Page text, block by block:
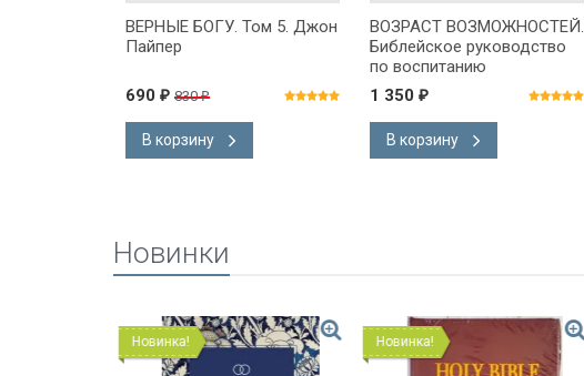
ВЕРНЫЕ БОГУ. Том 5. Джон
Пайпер
690 ₽ 830₽
В корзину
ВОЗРАСТ ВОЗМОЖНОСТЕЙ.
Библейское руководство
по воспитанию
подростков. Пол Дэвид
Трипп
1 350 ₽
В корзину
Новинки
Новинка! Новинка!